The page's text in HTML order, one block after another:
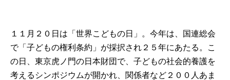
１１月２０日は「世界こどもの日」。今年は、国連総会
で「子どもの権利条約」が採択され２５年にあたる。こ
の日、東京虎ノ門の日本財団で、子どもの社会的養護を
考えるシンポジウムが開かれ、関係者など２００人あま